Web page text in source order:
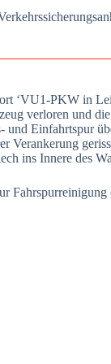
‘VU1-PKW in
ver­lo­ren und
Ein­fahrt­spur
ins Inne­re des